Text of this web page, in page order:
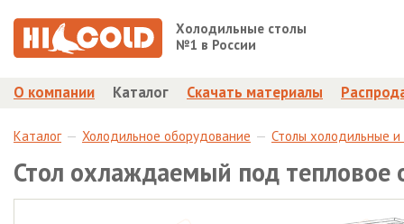
Холодильные столы
№1 в России
О компании Каталог Скачать материалы
Каталог Холодильное оборудование Столы холодильные
Стол охлаждаемый под тепловое